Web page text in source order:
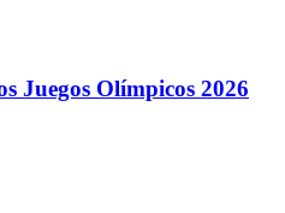
Juegos Olímpicos 2026